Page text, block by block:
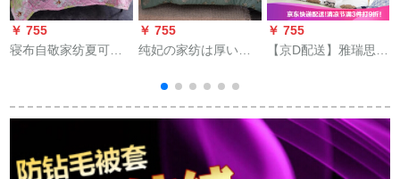
￥ 755
寝布自敬家纺夏可ウ
けられた布団韩版プ
￥ 755
纯妃の家纺は厚いダ
れます。芯冬绵はで
すが、おいしいで
す。220*240 cm/7斤
です。
￥ 755
【京D配送】雅瑞思フ
芯単ダブ冬保温カバ
ーが芯toront 220*240
cm（7斤）